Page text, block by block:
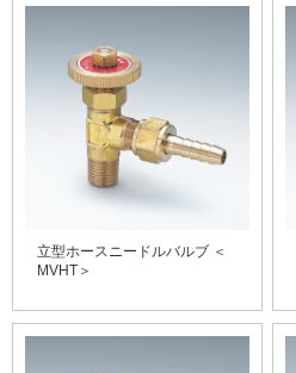
立型ホースニードルバルブ ＜
MVHT＞